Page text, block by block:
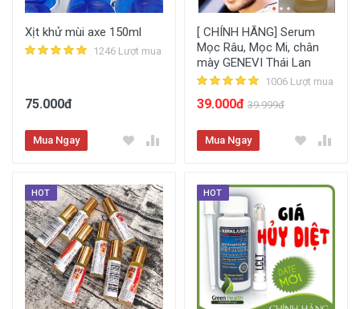
Xịt khử mùi axe 150ml
1246 Lượt mua
75.000đ
Mua Ngay
[ CHÍNH HÃNG] Serum
Mọc Râu, Mọc Mi, chân
mày GENEVI Thái Lan
1006 Lượt mua
39.000đ 39.999đ
Mua Ngay
HOT HOT